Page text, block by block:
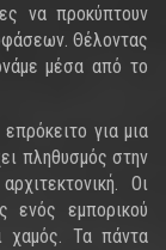
να προκύπτουν
Θέλοντας
μέσα από το
για μια
πληθυσμός στην
Οι
ενός εμπορικού
χαμός. Τα πάντα